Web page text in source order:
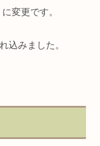
に変更です。
込みました。